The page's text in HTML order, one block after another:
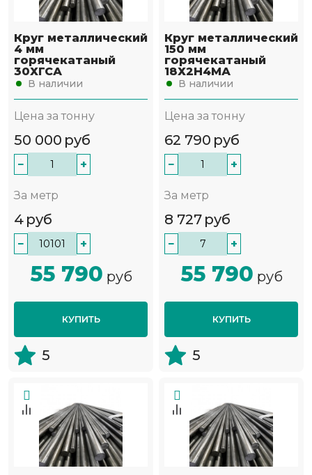
Круг металлический
4 мм
горячекатаный
30ХГСА
В наличии
Цена за тонну
50 000 руб
− +
За метр
4 руб
− +
55 790 руб
КУПИТЬ
5
Круг металлический
150 мм
горячекатаный
18Х2Н4МА
В наличии
Цена за тонну
62 790 руб
− +
За метр
8 727 руб
− +
55 790 руб
КУПИТЬ
5